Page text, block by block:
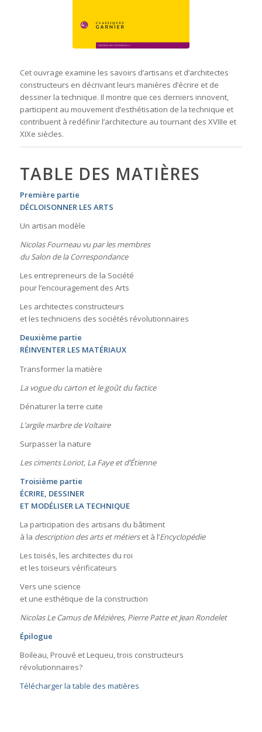
Cet ouvrage examine les savoirs d’artisans et d’architectes
constructeurs en décrivant leurs manières d’écrire et de
dessiner la technique. Il montre que ces derniers innovent,
participent au mouvement d’esthétisation de la technique et
contribuent à redéfinir l’architecture au tournant des XVIIIe et
XIXe siècles.
TABLE DES MATIÈRES
Première partie
DÉCLOISONNER LES ARTS
Un artisan modèle
Nicolas Fourneau vu par les membres
du Salon de la Correspondance
Les entrepreneurs de la Société
pour l’encouragement des Arts
Les architectes constructeurs
et les techniciens des sociétés révolutionnaires
Deuxième partie
RÉINVENTER LES MATÉRIAUX
Transformer la matière
La vogue du carton et le goût du factice
Dénaturer la terre cuite
L’argile marbre de Voltaire
Surpasser la nature
Les ciments Loriot, La Faye et d’Étienne
Troisième partie
ÉCRIRE, DESSINER
ET MODÉLISER LA TECHNIQUE
La participation des artisans du bâtiment
à la description des arts et métierset à l’Encyclopédie
Les toisés, les architectes du roi
et les toiseurs vérificateurs
Vers une science
et une esthétique de la construction
Nicolas Le Camus de Mézières, Pierre Patte et Jean Rondelet
Épilogue
Boileau, Prouvé et Lequeu, trois constructeurs
révolutionnaires?
Télécharger la table des matières